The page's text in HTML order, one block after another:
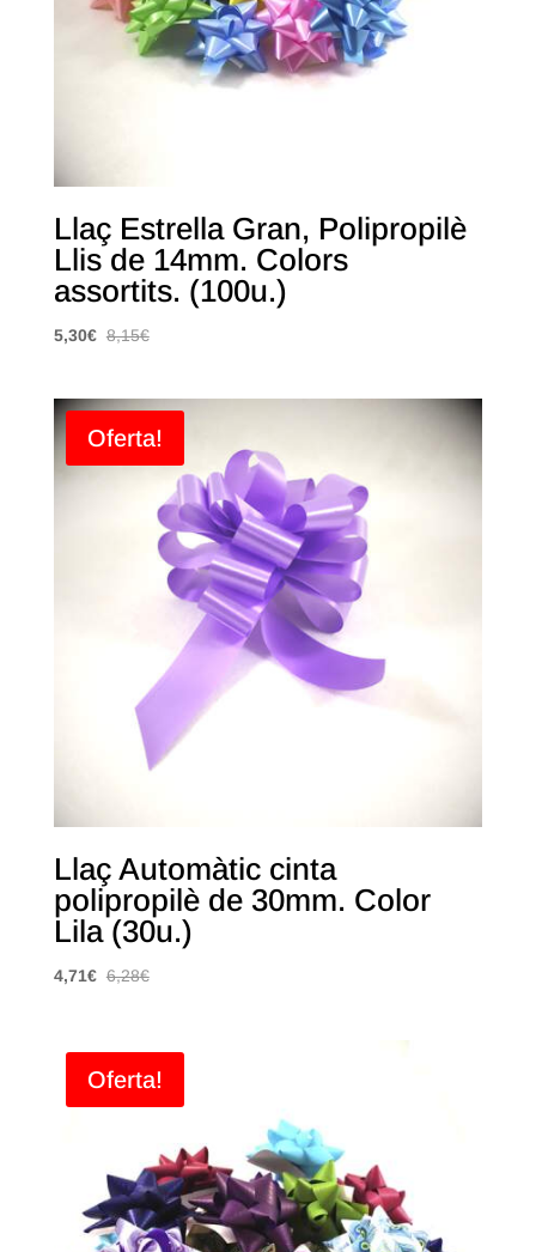
Llaç Estrella Gran, Polipropilè
Llis de 14mm. Colors
assortits. (100u.)
5,30€ 8,15€
Oferta!
Llaç Automàtic cinta
polipropilè de 30mm. Color
Lila (30u.)
4,71€ 6,28€
Oferta!